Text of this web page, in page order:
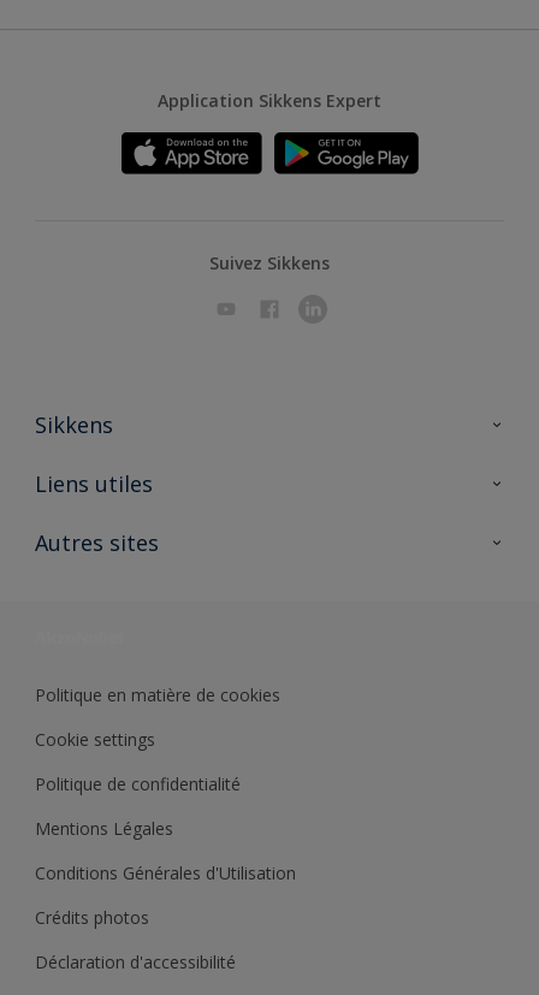
Application Sikkens Expert
Suivez Sikkens
Sikkens
A propos de Sikkens
Liens utiles
Ouvrir un magasin PASS
Autres sites
Politique en matière de cookies
Cookie settings
Politique de confidentialité
Mentions Légales
Conditions Générales d'Utilisation
Crédits photos
Déclaration d'accessibilité